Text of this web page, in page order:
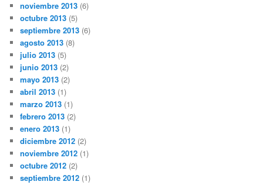
noviembre 2013 (6)
octubre 2013 (5)
septiembre 2013 (6)
agosto 2013 (8)
julio 2013 (5)
junio 2013 (2)
mayo 2013 (2)
abril 2013 (1)
marzo 2013 (1)
febrero 2013 (2)
enero 2013 (1)
diciembre 2012 (2)
noviembre 2012 (1)
octubre 2012 (2)
septiembre 2012 (1)